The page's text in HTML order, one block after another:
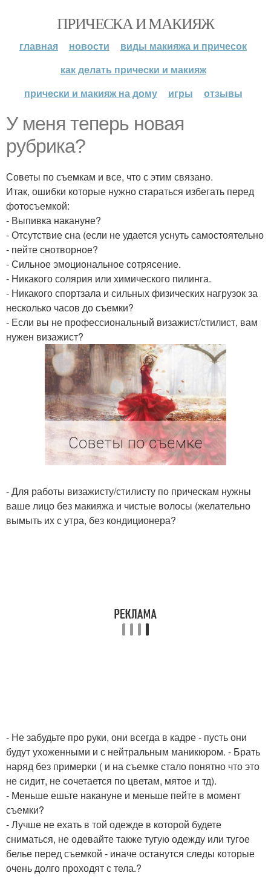
ПРИЧЕСКА И МАКИЯЖ
главная новости
виды макияжа и причесок
как делать прически и макияж
прически и макияж на дому
игры отзывы
У меня теперь новая
рубрика?
Советы по съемкам и все, что с этим связано.
Итак, ошибки которые нужно стараться избегать перед
фотосъемкой:
- Выпивка накануне?
- Отсутствие сна (если не удается уснуть самостоятельно
- пейте снотворное?
- Сильное эмоциональное сотрясение.
- Никакого солярия или химического пилинга.
- Никакого спортзала и сильных физических нагрузок за
несколько часов до съемки?
- Если вы не профессиональный визажист/стилист, вам
нужен визажист?
- Для работы визажисту/стилисту по прическам нужны
ваше лицо без макияжа и чистые волосы (желательно
вымыть их с утра, без кондиционера?
- Не забудьте про руки, они всегда в кадре - пусть они
будут ухоженными и с нейтральным маникюром. - Брать
наряд без примерки ( и на съемке стало понятно что это
не сидит, не сочетается по цветам, мятое и тд).
- Меньше ешьте накануне и меньше пейте в момент
съемки?
- Лучше не ехать в той одежде в которой будете
сниматься, не одевайте также тугую одежду или тугое
белье перед съемкой - иначе останутся следы которые
очень долго проходят с тела.?